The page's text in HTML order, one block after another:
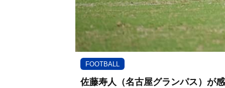
FOOTBALL
佐藤寿人（名古屋グランパス）が